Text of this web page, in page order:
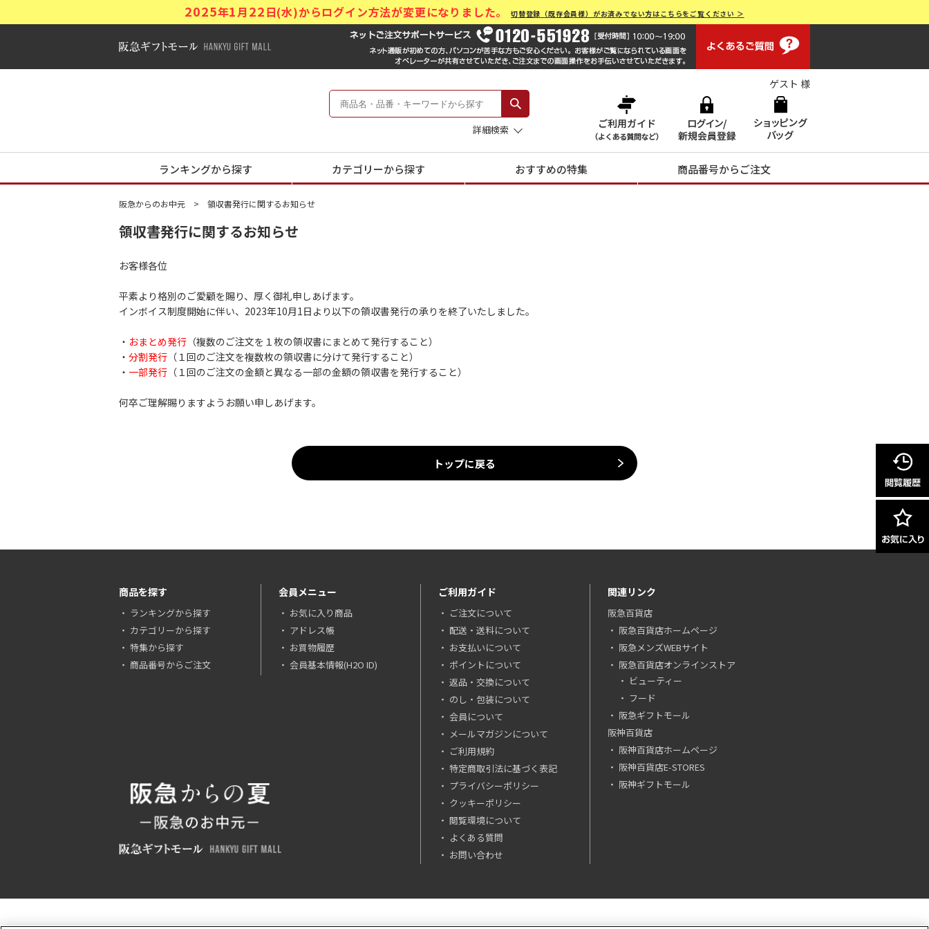
2025年1月22日(水)からログイン方法が変更になりました。切替登録（既存会員様）がお済みでない方はこちらをご覧ください ＞
阪急ギフトモール Hankyu Gift Mall
画面操作で困ったらお電話でサポート 0120-551928 [
阪急からの夏 -阪急のお中元-
詳細検索
ゲスト 様
ランキングから探す カテゴリーから探す おすすめの特集 商品番号からご注文
阪急からのお中元 領収書発行に関するお知らせ
領収書発行に関するお知らせ
お客様各位
平素より格別のご愛顧を賜り、厚く御礼申しあげます。
インボイス制度開始に伴い、2023年10月1日より以下の領収書発行の承りを終了いたしました。
・ おまとめ発行 （複数のご注文を１枚の領収書にまとめて発行すること）
・ 分割発行 （１回のご注文を複数枚の領収書に分けて発行すること）
・ 一部発行 （１回のご注文の金額と異なる一部の金額の領収書を発行すること）
何卒ご理解賜りますようお願い申しあげます。
トップに戻る
商品を探す
ランキングから探す
カテゴリーから探す
特集から探す
商品番号からご注文
会員メニュー
お気に入り商品
アドレス帳
お買物履歴
会員基本情報(H2O ID)
ご利用ガイド
ご注文について
配送・送料について
お支払いについて
ポイントについて
返品・交換について
のし・包装について
会員について
メールマガジンについて
ご利用規約
特定商取引法に基づく表記
プライバシーポリシー
クッキーポリシー
閲覧環境について
よくある質問
お問い合わせ
関連リンク
阪急百貨店
阪急百貨店ホームページ
阪急メンズWEBサイト
阪急百貨店オンラインストア
ビューティー
フード
阪急ギフトモール
阪神百貨店
阪神百貨店ホームページ
阪神百貨店E-STORES
阪神ギフトモール